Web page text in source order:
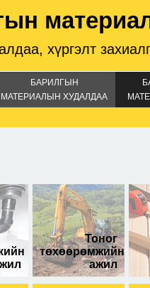
хүргэлт
БАРИЛГЫН
МАТЕРИАЛЫН ХУДАЛДАА
Тоног
төхөөрөмжийн
ажил
230*280мм
хэмжээтэй.